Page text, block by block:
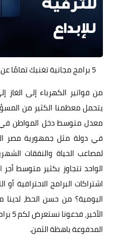
5 برامج مجانية تغنيك تمامًا عن البرامج المدفوعة باهظة الثمن
من فواتير الكهرباء إلى الغاز
يتحمل معظمنا الكثير من
معدل متوسط دخل المواطن في
في دولة مثل جمهورية مصر
لمصاعب الحياة والنفقات
الواحد تتجاوز بكثير متوسط
اشتراكات البرامج الاحترافية
اليومية؟ من حسن الحظ،
المدفوعة باهظة الثمن.